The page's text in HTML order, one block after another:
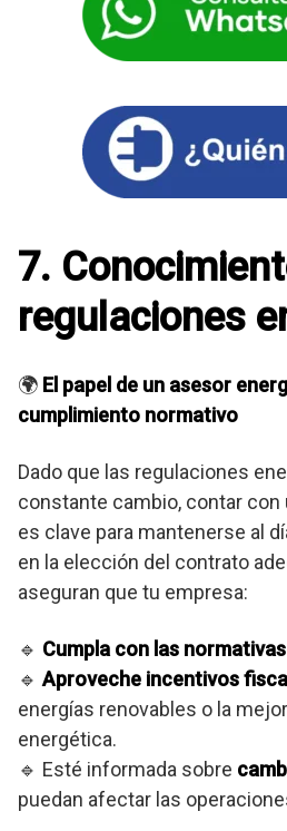
7.
regulaciones
🌍 El papel de un asesor
cumplimiento normativo
Dado que las regulaciones
constante cambio, contar
es clave para mantenerse al
en la elección del contrato
aseguran que tu empresa:
🔹 Cumpla con las
🔹 Aproveche incentivos
energías renovables o la
energética.
🔹 Esté informada sobre
puedan afectar las